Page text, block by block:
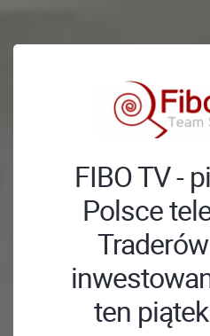
FIBO TV -
Polsce
ten